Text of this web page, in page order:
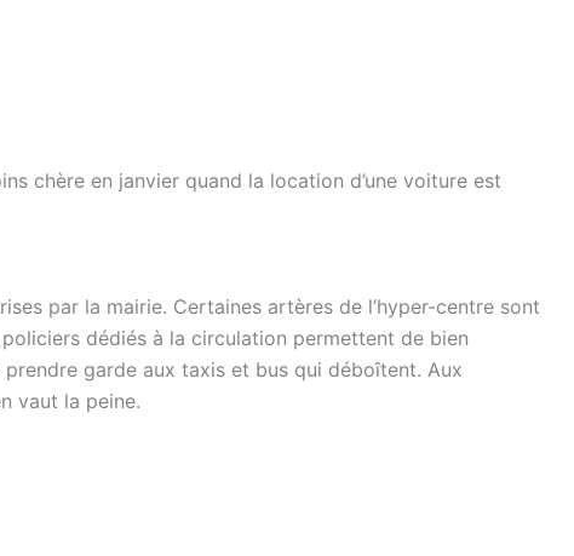
chère en janvier quand la location d’une voiture est
par la mairie. Certaines artères de l’hyper-centre sont
dédiés à la circulation permettent de bien
garde aux taxis et bus qui déboîtent. Aux
vaut la peine.